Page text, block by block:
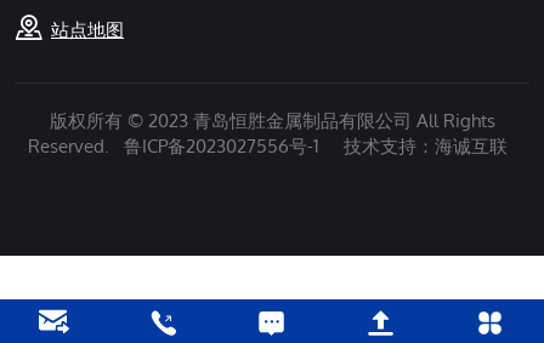
站点地图
版权所有 © 2023 青岛恒胜金属制品有限公司 All Rights
Reserved.
鲁ICP备2023027556号-1 技术支持：海诚互联